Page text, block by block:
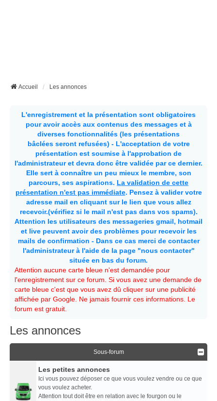
Accueil Les annonces
L'enregistrement et la présentation sont obligatoires
pour avoir accès aux contenus des messages et à
diverses fonctionnalités (les présentations
bâclées seront refusées) - L'acceptation de votre
présentation est soumise à l'approbation de
l'administrateur et devra donc être validée par ce dernier.
Elle sert à connaître un peu mieux le membre, son
parcours, ses aspirations. La validation de cette
présentation n'est pas immédiate. Pensez à valider votre
adresse mail en cliquant sur le lien que vous allez
recevoir.(vérifiez si le mail n'est pas dans vos spams).
Attention les utilisateurs des messageries gmail, hotmail
et live peuvent avoir des problèmes pour recevoir les
mails de confirmation - Dans ce cas merci de contacter
l'administrateur à l'aide de la page "nous contacter"
située en bas du forum.
Attention aucune carte bleue n'est demandée pour
l'enregistrement sur ce forum. Si vous avez une demande de
carte bleue c'est que vous avez dû cliquer sur une publicité
affichée par Google. Ne jamais fournir ces informations. Le
forum est gratuit.
Les annonces
Sous-forum
Les petites annonces
Ici vous pouvez déposer ce que vous voulez vendre ou ce que
vous voulez acheter.
Attention tout doit être en relation avec le fourgon ou le